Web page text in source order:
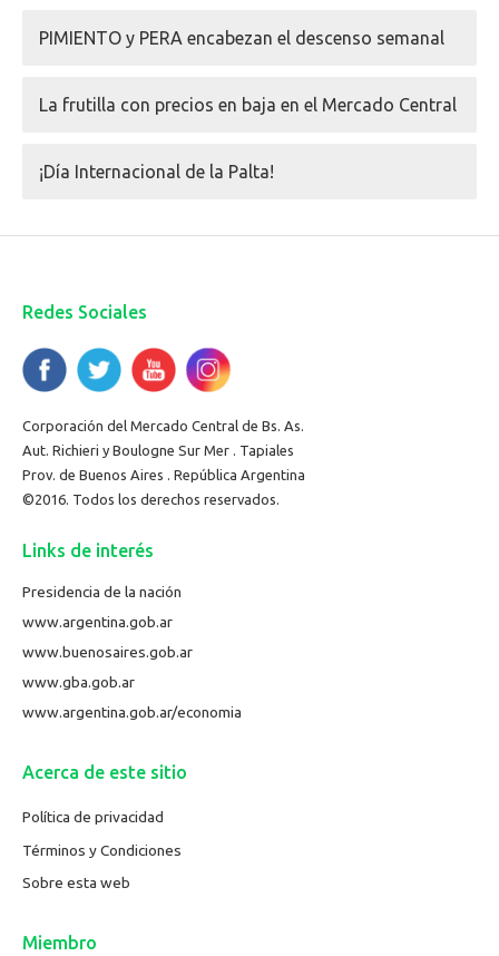
PIMIENTO y PERA encabezan el descenso semanal
La frutilla con precios en baja en el Mercado Central
¡Día Internacional de la Palta!
Redes Sociales
Corporación del Mercado Central de Bs. As.
Aut. Richieri y Boulogne Sur Mer . Tapiales
Prov. de Buenos Aires . República Argentina
©2016. Todos los derechos reservados.
Links de interés
Presidencia de la nación
www.argentina.gob.ar
www.buenosaires.gob.ar
www.gba.gob.ar
www.argentina.gob.ar/economia
Acerca de este sitio
Política de privacidad
Términos y Condiciones
Sobre esta web
Miembro